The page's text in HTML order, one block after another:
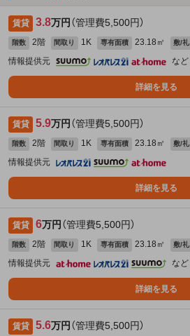
賃貸 3.8万円 （管理費5,500円）
階数 2階 間取り 1K 専有面積 23.18㎡ 敷/礼
情報提供元
など
詳細を見る
賃貸 5.9万円 （管理費5,500円）
階数 2階 間取り 1K 専有面積 23.18㎡ 敷/礼
情報提供元
詳細を見る
賃貸 6万円 （管理費5,500円）
階数 2階 間取り 1K 専有面積 23.18㎡ 敷/礼
情報提供元
など
詳細を見る
賃貸 5.6万円 （管理費5,500円）